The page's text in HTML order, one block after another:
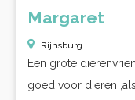
Margaret
Rijnsburg
Een grote
goed voor dieren